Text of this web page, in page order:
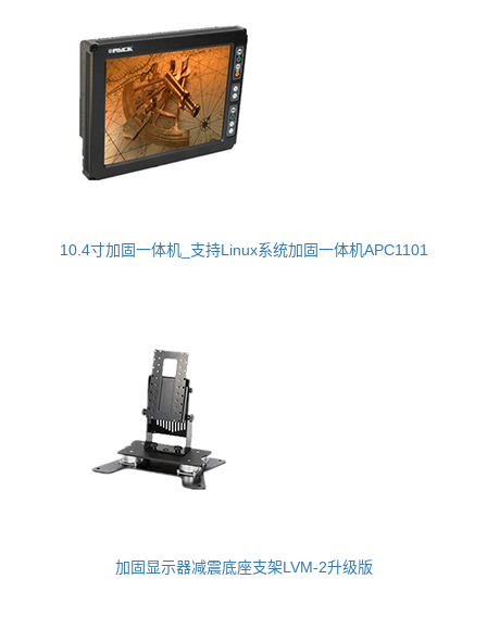
10.4寸加固一体机_支持Linux系统加固一体机APC1101
加固显示器减震底座支架LVM-2升级版